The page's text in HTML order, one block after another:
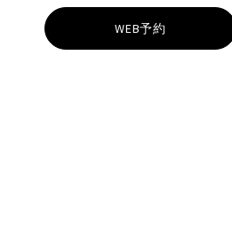
i
WEB予約